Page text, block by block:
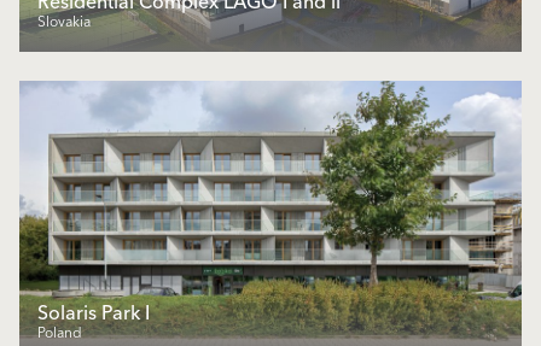
Slovakia
Solaris Park I
Poland